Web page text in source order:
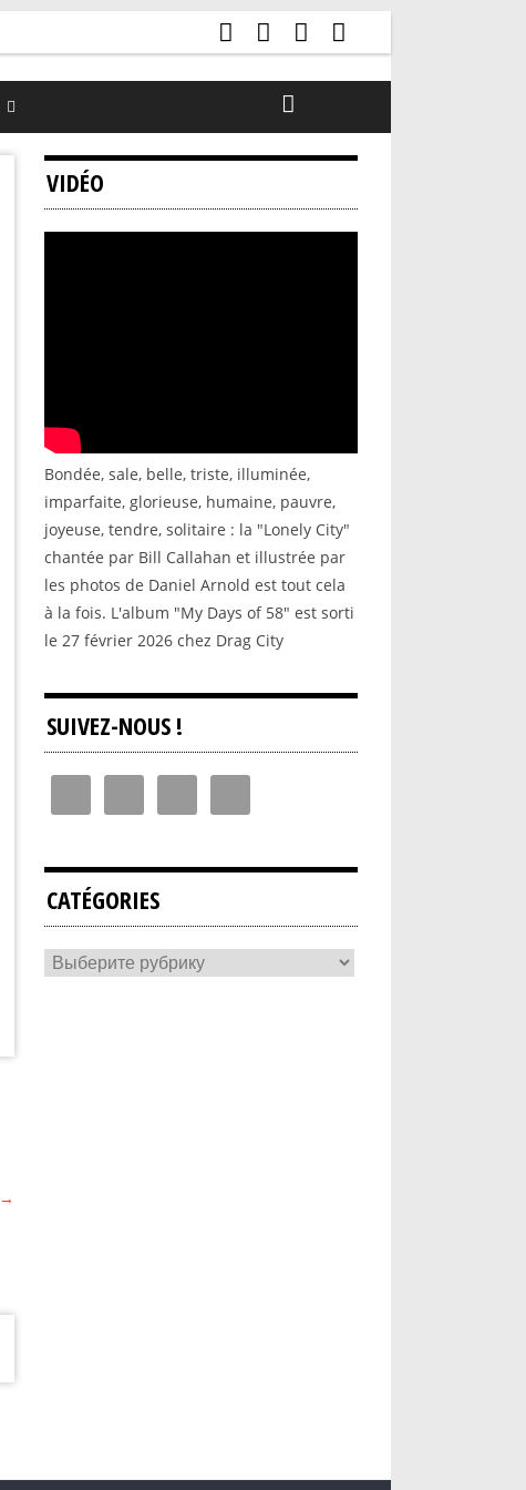
→
VIDÉO
Bondée, sale, belle, triste, illuminée,
imparfaite, glorieuse, humaine, pauvre,
joyeuse, tendre, solitaire : la "Lonely City"
chantée par Bill Callahan et illustrée par
les photos de Daniel Arnold est tout cela
à la fois. L'album "My Days of 58" est sorti
le 27 février 2026 chez Drag City
SUIVEZ-NOUS !
CATÉGORIES